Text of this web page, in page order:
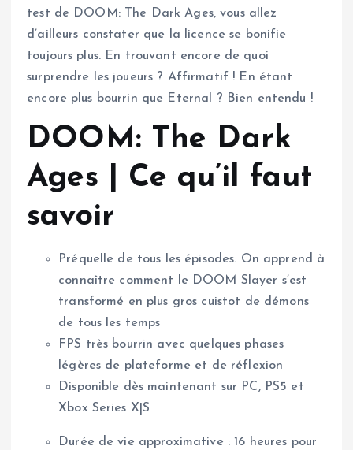
test de DOOM: The Dark Ages, vous allez
d’ailleurs constater que la licence se bonifie
toujours plus. En trouvant encore de quoi
surprendre les joueurs ? Affirmatif ! En étant
encore plus bourrin que Eternal ? Bien entendu !
DOOM: The Dark
Ages | Ce qu’il faut
savoir
Préquelle de tous les épisodes. On apprend à
connaître comment le DOOM Slayer s’est
transformé en plus gros cuistot de démons
de tous les temps
FPS très bourrin avec quelques phases
légères de plateforme et de réflexion
Disponible dès maintenant sur PC, PS5 et
Xbox Series X|S
Durée de vie approximative : 16 heures pour